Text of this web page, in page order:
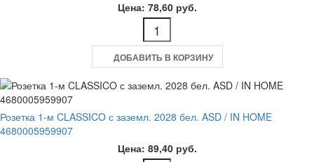
Цена: 78,60 руб.
ДОБАВИТЬ В КОРЗИНУ
Розетка 1-м CLASSICO с заземл. 2028 бел. ASD / IN HOME
4680005959907
Цена: 89,40 руб.